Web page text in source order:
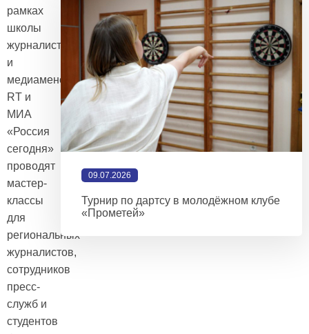
рамках
школы
журналисты
и
медиаменеджеры
RT и
МИА
«Россия
сегодня»
проводят
мастер-
классы
для
региональных
журналистов,
сотрудников
пресс-
служб и
студентов
09.07.2026
Турнир по дартсу в молодёжном клубе
«Прометей»